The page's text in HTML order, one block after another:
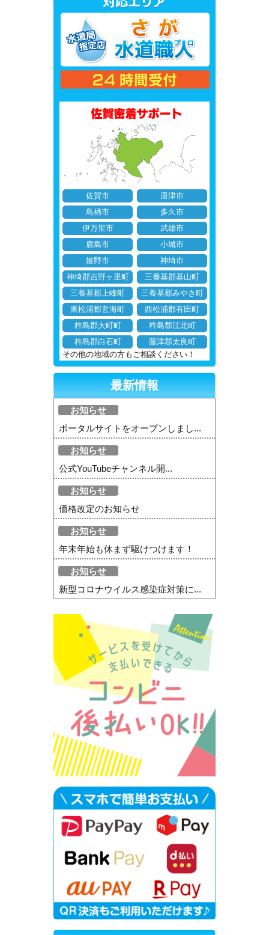
佐賀市
唐津市
鳥栖市
多久市
伊万里市
武雄市
鹿島市
小城市
嬉野市
神埼市
神埼郡吉野ヶ里町
三養基郡基山町
三養基郡上峰町
三養基郡みやき町
東松浦郡玄海町
西松浦郡有田町
杵島郡大町町
杵島郡江北町
杵島郡白石町
藤津郡太良町
その他の地域の方もご相談ください！
最新情報
お知らせ
ポータルサイトをオープンしまし...
お知らせ
公式YouTubeチャンネル開...
お知らせ
価格改定のお知らせ
お知らせ
年末年始も休まず駆けつけます！
お知らせ
新型コロナウイルス感染症対策に...